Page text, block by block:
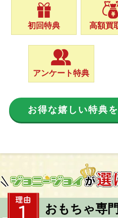
初回特典 高額買
アンケート特典
お得な嬉しい特典
おもちゃ専